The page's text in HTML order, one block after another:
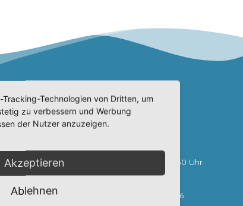
Wir sind erreichbar:
Mo, Di, Mi, Do: 7:30-12:30 Uhr
Tel.: 02334 – 44 56 62 0
Fax: 02334 – 44 56 62 16
Technologien von Dritten, um
zu verbessern und Werbung
der Nutzer anzuzeigen.
Akzeptieren
Ablehnen